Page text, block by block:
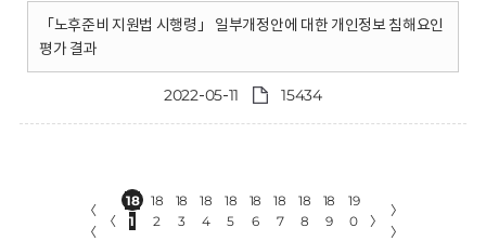
「노후준비 지원법 시행령」 일부개정안에 대한 개인정보 침해요인
평가 결과
2022-05-11 15434
〈
〈
〈
18
1
18
2
18
3
18
4
18
5
18
6
18
7
18
8
18
9
19
0
〉
〉
〉